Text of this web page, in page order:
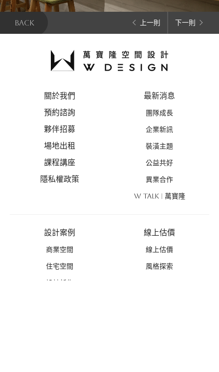
BACK 上一則 下一則
關於我們
預約諮詢
夥伴招募
場地出租
課程講座
隱私權政策
最新消息
團隊成長
企業新訊
裝潢主題
公益共好
異業合作
W TALK | 萬寶隆
設計案例
商業空間
住宅空間
設計新作
線上估價
線上估價
風格探索